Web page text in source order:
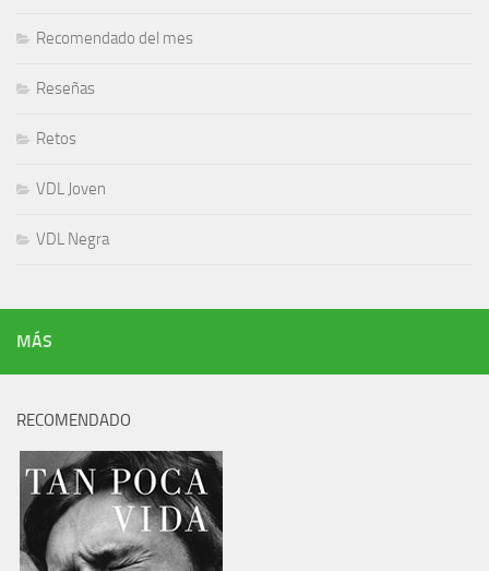
Recomendado del mes
Reseñas
Retos
VDL Joven
VDL Negra
MÁS
RECOMENDADO